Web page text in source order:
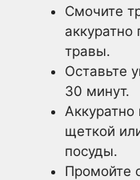
Смочите
травы.
Оставьте
30 минут.
Аккуратно
щеткой
посуды.
Промойте